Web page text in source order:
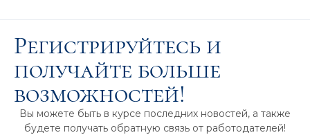
Регистрируйтесь и
получайте больше
возможностей!
Вы можете быть в курсе последних новостей, а также
будете получать обратную связь от работодателей!